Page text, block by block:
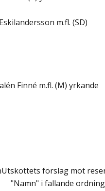
m.fl. (SD)
Finné m.fl. (M) yrkande
Utskottets förslag mot
"Namn" i fallande ordning